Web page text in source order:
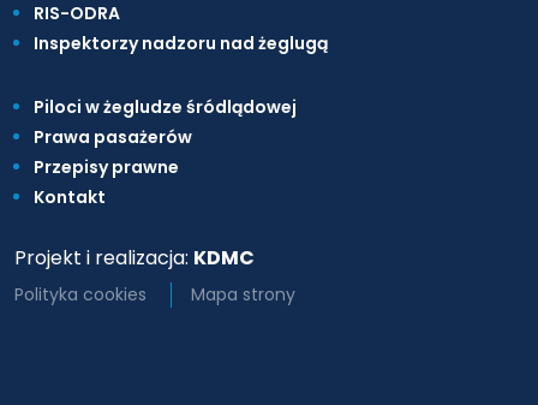
RIS-ODRA
Inspektorzy nadzoru nad żeglugą
Piloci w żegludze śródlądowej
Prawa pasażerów
Przepisy prawne
Kontakt
Projekt i realizacja: KDMC
Polityka cookies Mapa strony